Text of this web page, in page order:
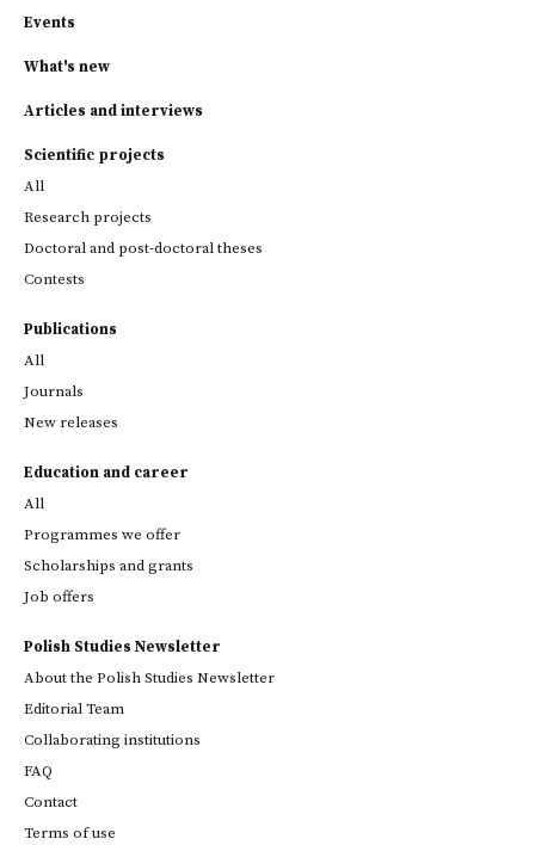
Events
What's new
Articles and interviews
Scientific projects
All
Research projects
Doctoral and post-doctoral theses
Contests
Publications
All
Journals
New releases
Education and career
All
Programmes we offer
Scholarships and grants
Job offers
Polish Studies Newsletter
About the Polish Studies Newsletter
Editorial Team
Collaborating institutions
FAQ
Contact
Terms of use